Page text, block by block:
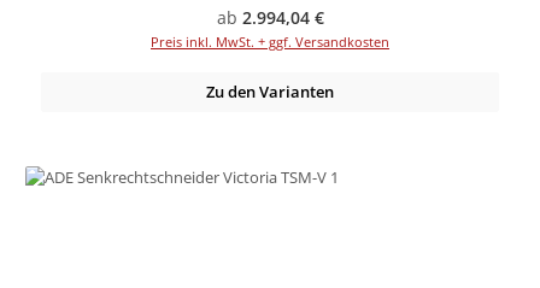
Regulärer Preis:
ab 2.994,04 €
Preis inkl. MwSt. + ggf. Versandkosten
Zu den Varianten